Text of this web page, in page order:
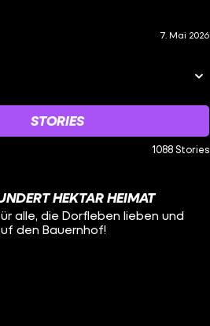
7. Mai 2026
STORIES
1088 Stories
HEKTAR HEIMAT
alle, die Dorfleben lieben und
den Bauernhof!